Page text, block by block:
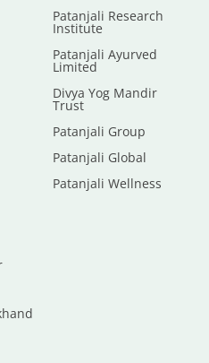
Patanjali Research
Institute
Patanjali Ayurved
Limited
Divya Yog Mandir
Trust
Patanjali Group
Patanjali Global
Patanjali Wellness